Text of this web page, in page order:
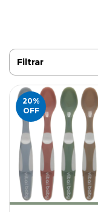
Filtrar
20%
OFF